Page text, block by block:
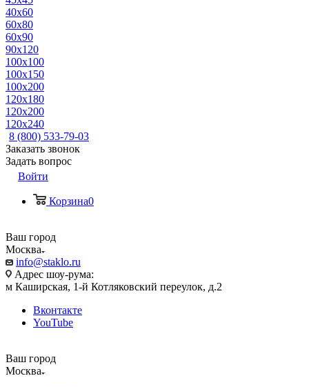
40x60
60x80
60x90
90x120
100x100
100x150
100x200
120x180
120x200
120x240
8 (800) 533-79-03
Заказать звонок
Задать вопрос
Войти
Корзина0
Ваш город
Москва
info@staklo.ru
Адрес шоу-рума:
м Каширская, 1-й Котляковский переулок, д.2
Вконтакте
YouTube
Ваш город
Москва